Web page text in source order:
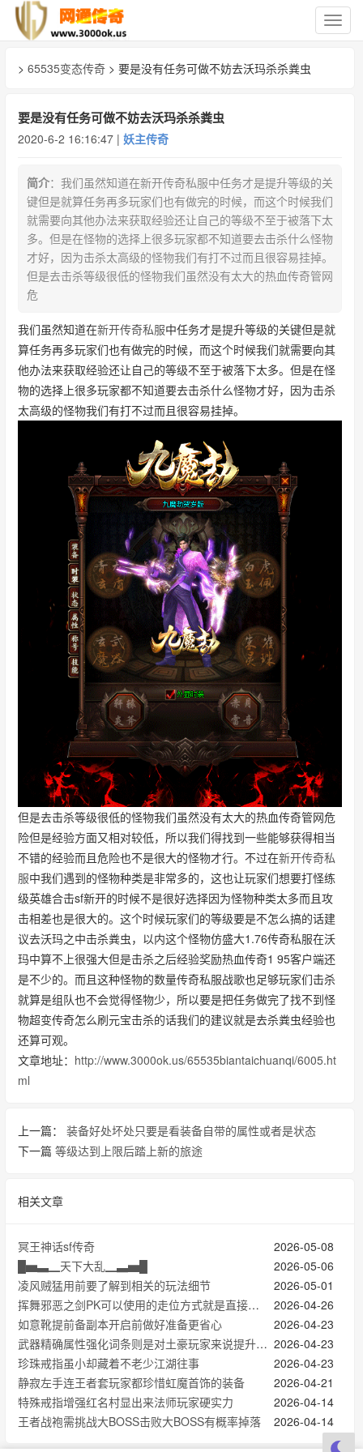
切
换
> 65535变态传奇 > 要是没有任务可做不妨去沃玛杀杀粪虫
要是没有任务可做不妨去沃玛杀杀粪虫
2020-6-2 16:16:47 | 妖主传奇
简介：我们虽然知道在新开传奇私服中任务才是提升等级的关
键但是就算任务再多玩家们也有做完的时候，而这个时候我们
就需要向其他办法来获取经验还让自己的等级不至于被落下太
多。但是在怪物的选择上很多玩家都不知道要去击杀什么怪物
才好，因为击杀太高级的怪物我们有打不过而且很容易挂掉。
但是去击杀等级很低的怪物我们虽然没有太大的热血传奇管网
危
我们虽然知道在新开传奇私服中任务才是提升等级的关键但是就
算任务再多玩家们也有做完的时候，而这个时候我们就需要向其
他办法来获取经验还让自己的等级不至于被落下太多。但是在怪
物的选择上很多玩家都不知道要去击杀什么怪物才好，因为击杀
太高级的怪物我们有打不过而且很容易挂掉。
但是去击杀等级很低的怪物我们虽然没有太大的热血传奇管网危
险但是经验方面又相对较低，所以我们得找到一些能够获得相当
不错的经验而且危险也不是很大的怪物才行。不过在新开传奇私
服中我们遇到的怪物种类是非常多的，这也让玩家们想要打怪练
级英雄合击sf新开的时候不是很好选择因为怪物种类太多而且攻
击相差也是很大的。这个时候玩家们的等级要是不怎么搞的话建
议去沃玛之中击杀粪虫，以内这个怪物仿盛大1.76传奇私服在沃
玛中算不上很强大但是击杀之后经验奖励热血传奇1 95客户端还
是不少的。而且这种怪物的数量传奇私服战歌也足够玩家们击杀
就算是组队也不会觉得怪物少，所以要是把任务做完了找不到怪
物超变传奇怎么刷元宝击杀的话我们的建议就是去杀粪虫经验也
还算可观。
文章地址： http://www.3000ok.us/65535biantaichuanqi/6005.ht
ml
上一篇： 装备好处坏处只要是看装备自带的属性或者是状态
下一篇 等级达到上限后踏上新的旅途
相关文章
2026-05-08
冥王神话sf传奇
2026-05-06
█▅▃▁天下大乱▁▃▅█
2026-05-01
凌风贼猛用前要了解到相关的玩法细节
2026-04-26
挥舞邪恶之剑PK可以使用的走位方式就是直接右下左上躲技能
2026-04-23
如意靴提前备副本开启前做好准备更省心
2026-04-23
武器精确属性强化词条则是对土豪玩家来说提升一眼看穿
2026-04-23
珍珠戒指虽小却藏着不老少江湖往事
2026-04-21
静寂左手连王者套玩家都珍惜虹魔首饰的装备
2026-04-14
特殊戒指‌增强红名村显出来法师玩家硬实力
2026-04-14
王者战袍需挑战大BOSS击败大BOSS有概率掉落